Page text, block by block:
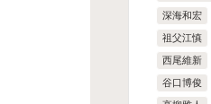
深海和宏
祖父江慎
西尾維新
谷口博俊